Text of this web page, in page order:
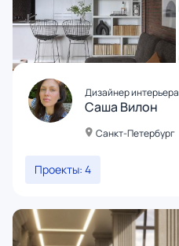
Дизайнер интерьера
Саша Вилон
Санкт-Петербург
Проекты: 4